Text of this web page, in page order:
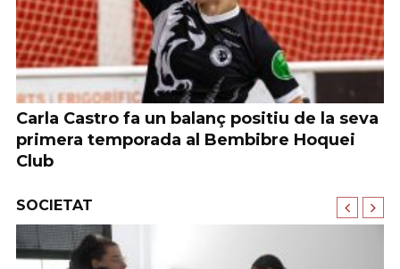
Carla Castro fa un balanç positiu de la seva
primera temporada al Bembibre Hoquei
Club
SOCIETAT